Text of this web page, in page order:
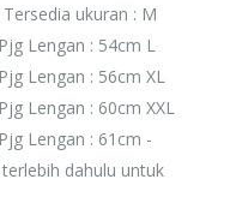
ukuran : M
Lengan : 54cm L
Lengan : 56cm XL
Lengan : 60cm XXL
Lengan : 61cm -
dahulu untuk